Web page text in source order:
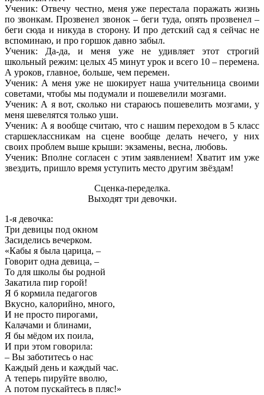
Ученик: Отвечу честно, меня уже перестала поражать жизнь
по звонкам. Прозвенел звонок – беги туда, опять прозвенел –
беги сюда и никуда в сторону. И про детский сад я сейчас не
вспоминаю, и про горшок давно забыл.
Ученик: Да-да, и меня уже не удивляет этот строгий
школьный режим: целых 45 минут урок и всего 10 – перемена.
А уроков, главное, больше, чем перемен.
Ученик: А меня уже не шокирует наша учительница своими
советами, чтобы мы подумали и пошевелили мозгами.
Ученик: А я вот, сколько ни стараюсь пошевелить мозгами, у
меня шевелятся только уши.
Ученик: А я вообще считаю, что с нашим переходом в 5 класс
старшеклассникам на сцене вообще делать нечего, у них
своих проблем выше крыши: экзамены, весна, любовь.
Ученик: Вполне согласен с этим заявлением! Хватит им уже
звездить, пришло время уступить место другим звёздам!
Сценка-переделка.
Выходят три девочки.
1-я девочка:
Три девицы под окном
Засиделись вечерком.
«Кабы я была царица, –
Говорит одна девица, –
То для школы бы родной
Закатила пир горой!
Я б кормила педагогов
Вкусно, калорийно, много,
И не просто пирогами,
Калачами и блинами,
Я бы мёдом их поила,
И при этом говорила:
– Вы заботитесь о нас
Каждый день и каждый час.
А теперь пируйте вволю,
А потом пускайтесь в пляс!»